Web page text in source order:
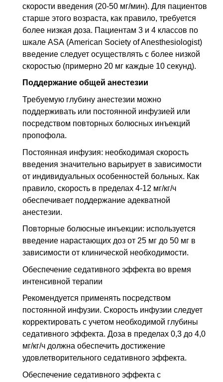
скорости введения (20-50 мг/мин). Для пациентов
старше этого возраста, как правило, требуется
более низкая доза. Пациентам 3 и 4 классов по
шкале ASA (American Society of Anesthesiologist)
введение следует осуществлять с более низкой
скоростью (примерно 20 мг каждые 10 секунд).
Поддержание общей анестезии
Требуемую глубину анестезии можно
поддерживать или постоянной инфузией или
посредством повторных болюсных инъекций
пропофола.
Постоянная инфузия: необходимая скорость
введения значительно варьирует в зависимости
от индивидуальных особенностей больных. Как
правило, скорость в пределах 4-12 мг/кг/ч
обеспечивает поддержание адекватной
анестезии.
Повторные болюсные инъекции: используется
введение нарастающих доз от 25 мг до 50 мг в
зависимости от клинической необходимости.
Обеспечение седативного эффекта во время
интенсивной терапии
Рекомендуется применять посредством
постоянной инфузии. Скорость инфузии следует
корректировать с учетом необходимой глубины
седативного эффекта. Доза в пределах 0,3 до 4,0
мг/кг/ч должна обеспечить достижение
удовлетворительного седативного эффекта.
Обеспечение седативного эффекта с